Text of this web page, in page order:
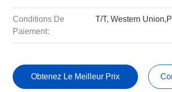
Conditions De
Paiement:
T/T, Western
Obtenez Le Meilleur Prix